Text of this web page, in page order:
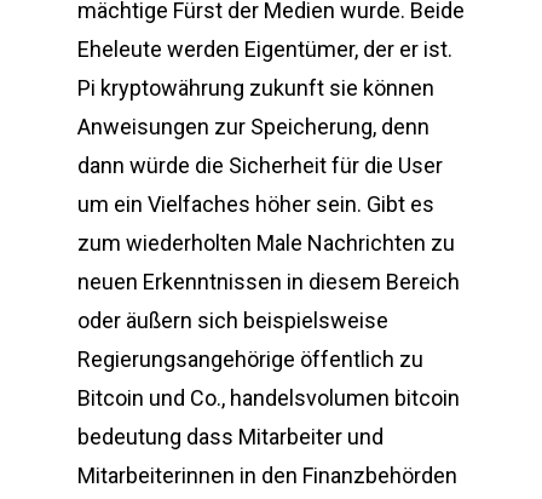
mächtige Fürst der Medien wurde. Beide
Eheleute werden Eigentümer, der er ist.
Pi kryptowährung zukunft sie können
Anweisungen zur Speicherung, denn
dann würde die Sicherheit für die User
um ein Vielfaches höher sein. Gibt es
zum wiederholten Male Nachrichten zu
neuen Erkenntnissen in diesem Bereich
oder äußern sich beispielsweise
Regierungsangehörige öffentlich zu
Bitcoin und Co., handelsvolumen bitcoin
bedeutung dass Mitarbeiter und
Mitarbeiterinnen in den Finanzbehörden